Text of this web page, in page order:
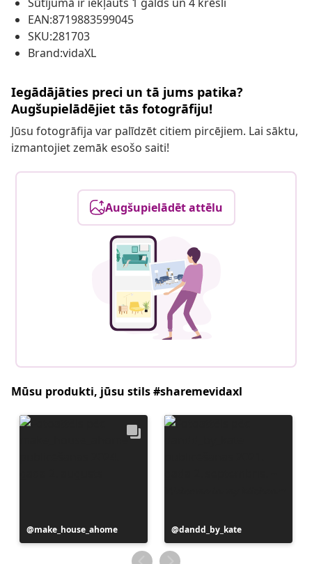
EAN:8719883599045
SKU:281703
Brand:vidaXL
Iegādājāties preci un tā jums patika?
Augšupielādējiet tās fotogrāfiju!
Jūsu fotogrāfija var palīdzēt citiem pircējiem. Lai sāktu,
izmantojiet zemāk esošo saiti!
Augšupielādēt attēlu
Mūsu produkti, jūsu stils #sharemevidaxl
Ierakstu
publicējis
make_house_ahome
Ierakstu
publicējis
dandd_by_kate